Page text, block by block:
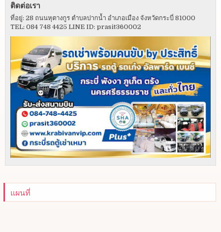
ติดต่อเรา
ที่อยู่: 28 ถนนหุตางกูร ตำบลปากน้ำ อำเภอเมือง จังหวัดกระบี่ 81000
TEL: 084 748 4425 LINE ID: prasit360002
แผนที่